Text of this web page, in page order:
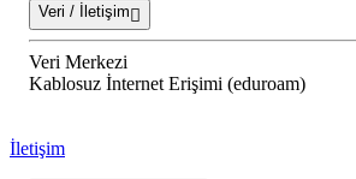
Veri / İletişim
Veri Merkezi
Kablosuz İnternet Erişimi (eduroam)
İletişim